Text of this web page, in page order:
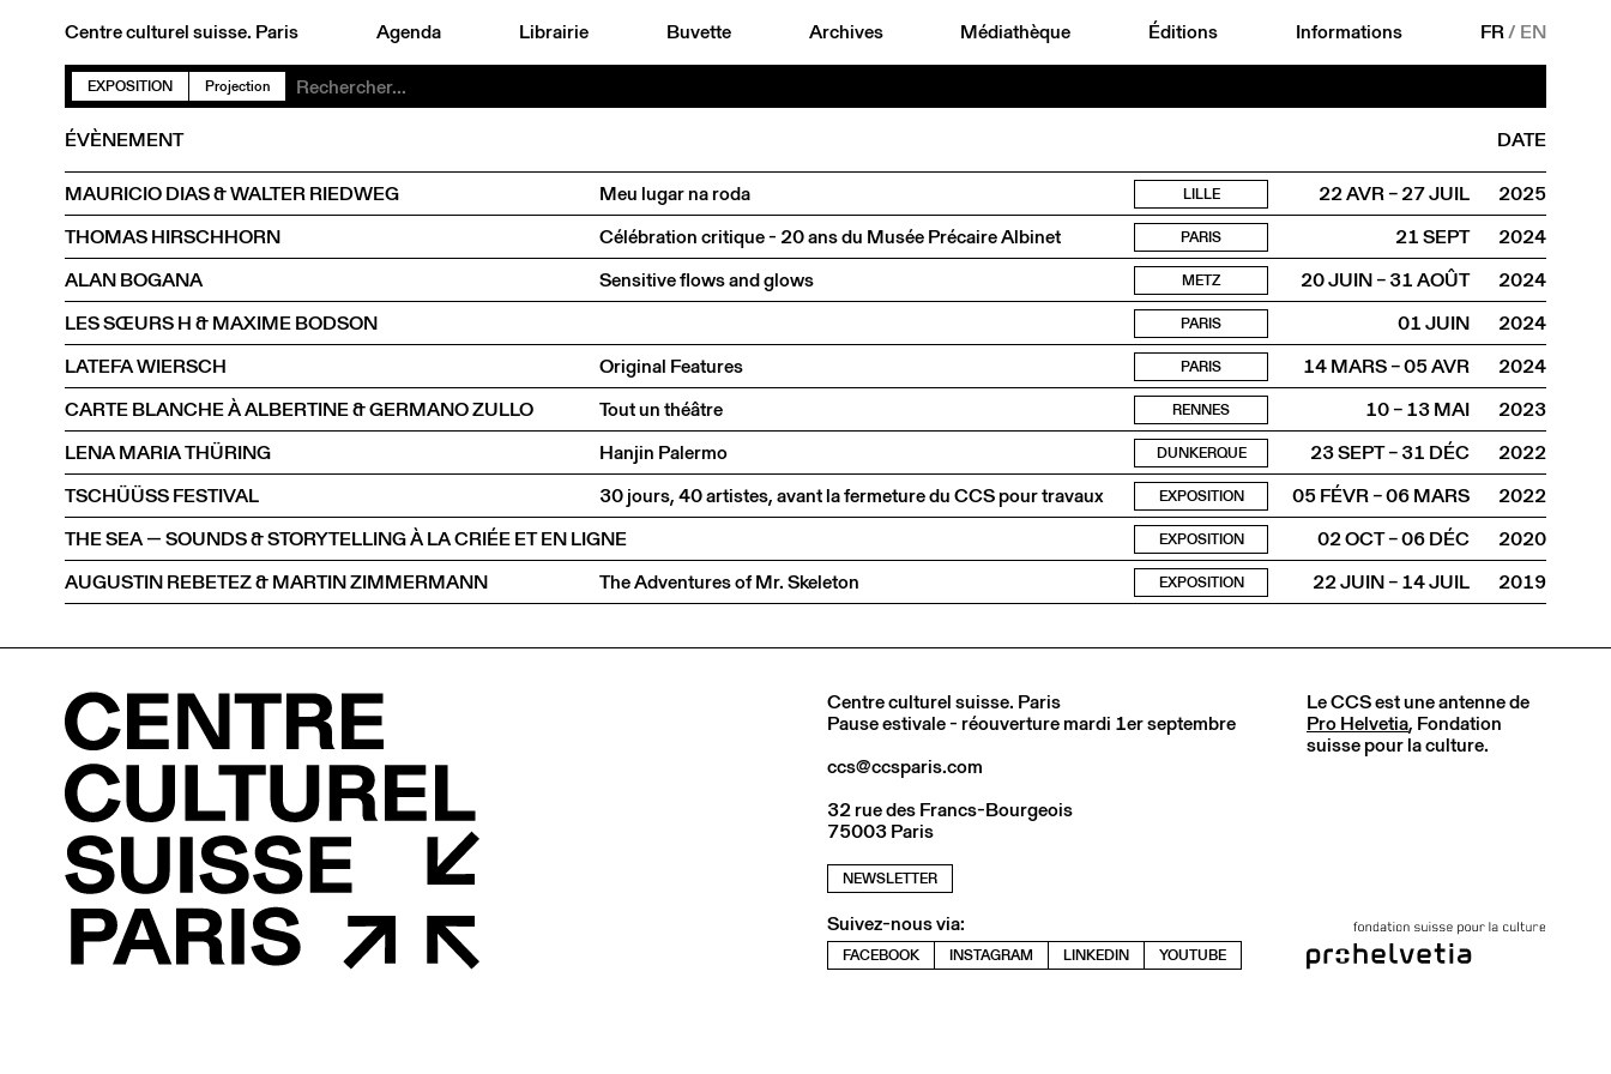
Centre culturel suisse. Paris Agenda Librairie Buvette Archives Médiathèque Éditions Informations FR/ EN
EXPOSITION Projection
ÉVÈNEMENT
DATE
MAURICIO DIAS & WALTER RIEDWEG
Meu lugar na roda LILLE 22 AVR – 27 JUIL
2025
THOMAS HIRSCHHORN
Célébration critique - 20 ans du Musée Précaire Albinet PARIS 21 SEPT
2024
ALAN BOGANA
Sensitive flows and glows METZ 20 JUIN – 31 AOÛT
2024
LES SŒURS H & MAXIME BODSON
PARIS 01 JUIN
2024
LATEFA WIERSCH
Original Features PARIS 14 MARS – 05 AVR
2024
CARTE BLANCHE À ALBERTINE & GERMANO ZULLO
Tout un théâtre RENNES 10 – 13 MAI
2023
LENA MARIA THÜRING
Hanjin Palermo DUNKERQUE 23 SEPT – 31 DÉC
2022
TSCHÜÜSS FESTIVAL
30 jours, 40 artistes, avant la fermeture du CCS pour travaux EXPOSITION 05 FÉVR – 06 MARS
2022
THE SEA — SOUNDS & STORYTELLING À LA CRIÉE ET EN LIGNE
EXPOSITION 02 OCT – 06 DÉC
2020
AUGUSTIN REBETEZ & MARTIN ZIMMERMANN
The Adventures of Mr. Skeleton EXPOSITION 22 JUIN – 14 JUIL 2019
Centre culturel suisse. Paris
Pause estivale - réouverture mardi 1er septembre
ccs@ccsparis.com
32 rue des Francs-Bourgeois
75003 Paris
NEWSLETTER
Suivez-nous via:
FACEBOOK INSTAGRAM LINKEDIN YOUTUBE
Le CCS est une antenne de
Pro Helvetia, Fondation
suisse pour la culture.